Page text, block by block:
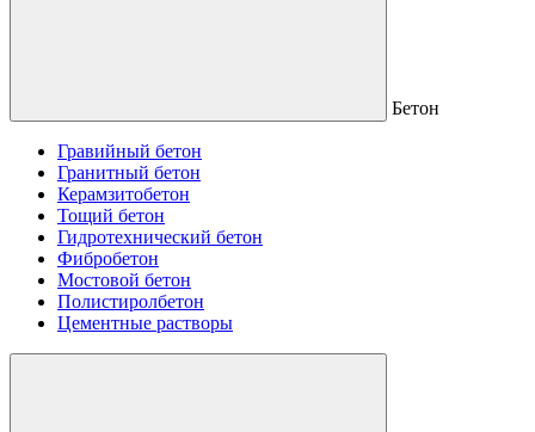
Бетон
Гравийный бетон
Гранитный бетон
Керамзитобетон
Тощий бетон
Гидротехнический бетон
Фибробетон
Мостовой бетон
Полистиролбетон
Цементные растворы